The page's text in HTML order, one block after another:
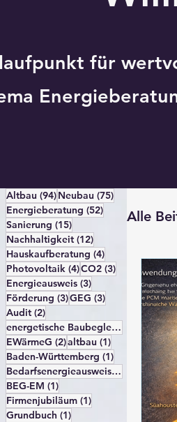
für
Altbau (94)94 Beiträge
Neubau (75)75 Beiträge
Energieberatung (52)52 Beiträge
Sanierung (15)15 Beiträge
Nachhaltigkeit (12)12 Beiträge
Hauskaufberatung (4)4 Beiträge
Photovoltaik (4)4 Beiträge
CO2 (3)3 Beiträge
Energieausweis (3)3 Beiträge
Förderung (3)3 Beiträge
GEG (3)3 Beiträge
Audit (2)2 Beiträge
energetische Baubegleitung
(2)2
EWärmeG (2)2 Beiträge
altbau (1)1 Beitrag
Baden-Württemberg (1)1 Beitrag
Bedarfsenergieausweis
(1)
1 Beitrag
BEG-EM (1)1 Beitrag
Firmenjubiläum (1)1 Beitrag
Grundbuch (1)1 Beitrag
Alle